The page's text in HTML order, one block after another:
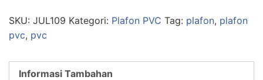
SKU: JUL109 Kategori: Plafon PVC Tag: plafon, plafon
pvc, pvc
Informasi Tambahan